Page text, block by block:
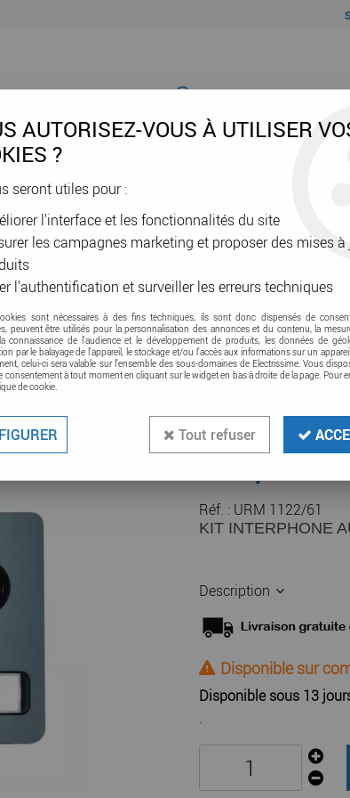
& GAINES DOMOTIQUE & VE SÉCURITÉ & RÉSEAU
d'accès - Interphonie - Carillon > Portier - Interphone
KIT
LIBRES
Avis
115,20€
Réf. : URM 1122/61
KIT INTERPHONE
Description
Disponible sur
Disponible sous 13
.
AUTORISEZ-VOUS À UTILISER
?
seront utiles pour :
l'interface et les fonctionnalités du site
les campagnes marketing et proposer des mises
l'authentification et surveiller les erreurs techniques
sont nécessaires à des fins techniques, ils sont donc dispensés de
peuvent être utilisés pour la personnalisation des annonces et du contenu, la
connaissance de l'audience et le développement de produits, les données de
par le balayage de l'appareil, le stockage et/ou l'accès aux informations sur un
celui-ci sera valable sur l’ensemble des sous-domaines de Electrissime. Vous
consentement à tout moment en cliquant sur le widget en bas à droite de la page. Pour
de cookie.
Tout refuser